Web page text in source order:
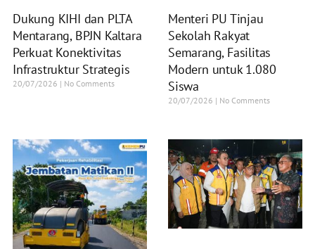
Dukung KIHI dan PLTA
Mentarang, BPJN Kaltara
Perkuat Konektivitas
Infrastruktur Strategis
20/07/2026 No Comments
Menteri PU Tinjau
Sekolah Rakyat
Semarang, Fasilitas
Modern untuk 1.080
Siswa
20/07/2026 No Comments